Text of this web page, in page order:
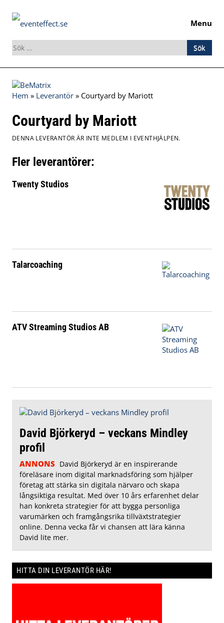
Menu
Sök
efter:
Skip
to
Hem » Leverantör » Courtyard by Mariott
Courtyard by Mariott
DENNA LEVERANTÖR ÄR INTE MEDLEM I EVENTHJÄLPEN.
Fler leverantörer:
Twenty Studios
Talarcoaching
ATV Streaming Studios AB
David Björkeryd – veckans Mindley
profil
ANNONS David Björkeryd är en inspirerande
föreläsare inom digital marknadsföring som hjälper
företag att stärka sin digitala närvaro och skapa
långsiktiga resultat. Med över 10 års erfarenhet delar
han konkreta strategier för att bygga personliga
varumärken och framgångsrika tillväxtstrategier
online. Denna vecka får vi chansen att lära känna
David lite mer.
HITTA DIN LEVERANTÖR HÄR!